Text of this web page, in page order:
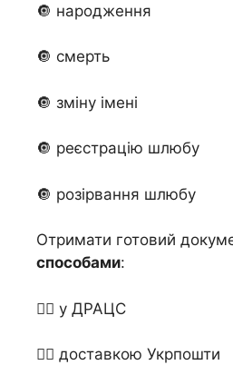
🔘 народження
🔘 смерть
🔘 зміну імені
​​🔘 реєстрацію шлюбу
🔘 розірвання шлюбу
Отримати готовий
способами:
👉🏻 у ДРАЦС
👉🏻 доставкою Укрпошти